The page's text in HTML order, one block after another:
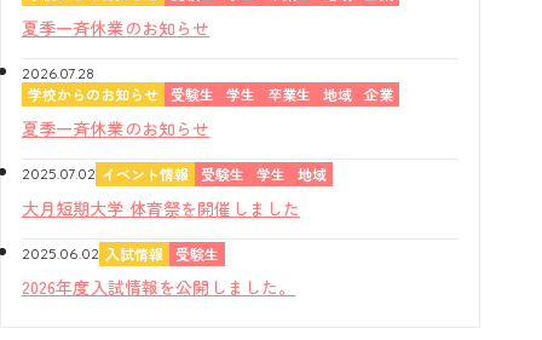
夏季一斉休業のお知らせ
2026.07.28
学校からのお知らせ 受験生 学生 卒業生 地域 企業
夏季一斉休業のお知らせ
2025.07.02 イベント情報 受験生 学生 地域
大月短期大学 体育祭を開催しました
2025.06.02 入試情報 受験生
2026年度入試情報を公開しました。